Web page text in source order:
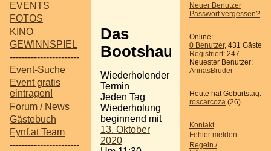
EVENTS
FOTOS
KINO
GEWINNSPIEL
-----------------------
Event-Suche
Event gratis
eintragen!
Forum / News
Gästebuch
Fynf.at Team
-----------------------
Neuer Benutzer
Passwort vergessen?
Online:
0 Benutzer, 431 Gäste
Registriert: 247
Neuester Benutzer:
AnnasBruder
Heute hat Geburtstag:
roscarcoza (26)
Kontakt
Fehler melden
Regeln /
Das
Bootshaus
Wiederholender
Termin
Jeden Tag
Wiederholung
beginnend mit
13. Oktober
2020